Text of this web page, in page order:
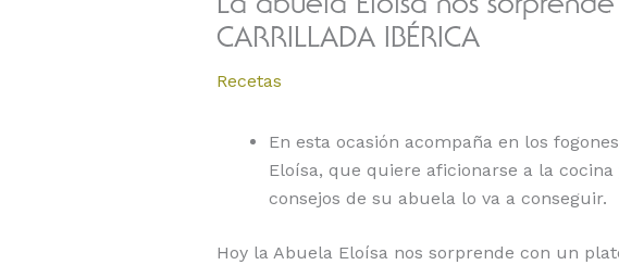
La abuela Eloísa nos
CARRILLADA IBÉRICA
Recetas
En esta ocasión acompaña en los
Eloísa, que quiere aficionarse a la
consejos de su abuela lo va a conseguir.
Hoy la Abuela Eloísa nos sorprende con un